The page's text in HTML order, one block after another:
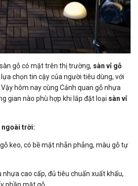
gỗ có mặt trên thị trường, sàn vỉ gỗ
chọn tin cậy của người tiêu dùng, với
hôm nay cùng Cảnh quan gỗ nhựa
gian nào phù hợp khi lắp đặt loại sàn vỉ
ngoài trời:
keo, có bề mặt nhẵn phẳng, màu gỗ tự
nhựa cao cấp, đủ tiêu chuẩn xuất khẩu,